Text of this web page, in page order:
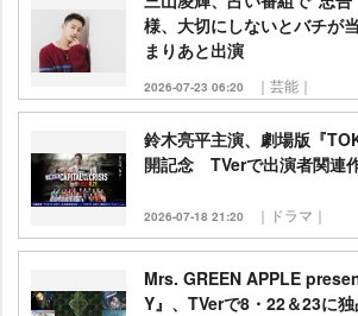
様、大切にしないとバチが
まりあと出演
2026-07-23 06:20 ｜芸能｜
鈴木亮平主演、劇場版『
開記念 TVerで出演者関連
2026-07-18 21:20 ｜ドラマ｜
Mrs. GREEN APPLE
Y』、TVerで8・22＆23に